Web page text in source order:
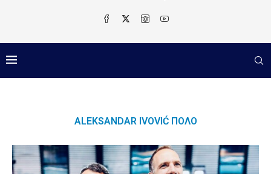
ALEKSANDAR IVOVIĆ ΠΌΛΟ